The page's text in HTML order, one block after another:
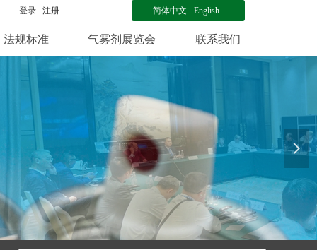
넲
法规标准 气雾剂展览会 联系我们
简体中文 English
登录 注册